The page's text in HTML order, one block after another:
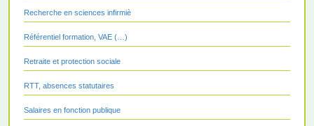
Recherche en sciences infirmiè
Référentiel formation, VAE (…)
Retraite et protection sociale
RTT, absences statutaires
Salaires en fonction publique